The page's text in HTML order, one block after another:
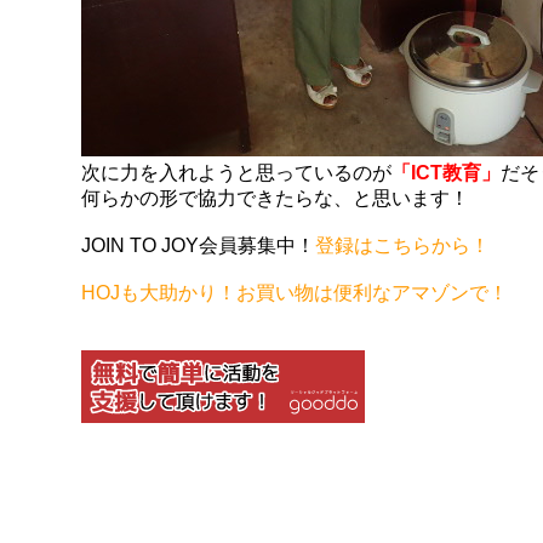
次に力を入れようと思っているのが 「ICT教育」 だ
何らかの形で協力できたらな、と思います！
JOIN TO JOY会員募集中！登録はこちらから！
HOJも大助かり！お買い物は便利なアマゾンで！